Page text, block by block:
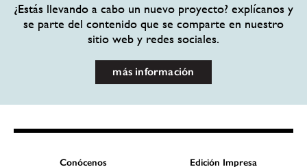
¿Estás llevando a cabo un nuevo proyecto? explícanos y
se parte del contenido que se comparte en nuestro
sitio web y redes sociales.
más información
Conócenos Edición Impresa